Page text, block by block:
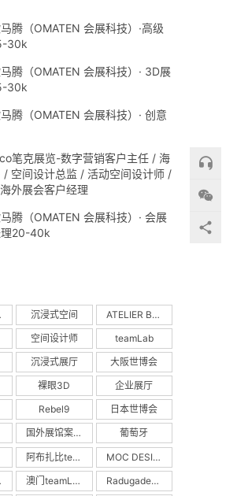
马腾（OMATEN 会展科技）·高级
30k
马腾（OMATEN 会展科技）· 3D展
30k
马腾（OMATEN 会展科技）· 创意
笔克展览-数字营销客户主任 / 海
/ 空间设计总监 / 活动空间设计师 /
外展会客户经理
马腾（OMATEN 会展科技）· 会展
理20-40k
沉浸式空间 ATELIER BRÜCKNER
空间设计师 teamLab
沉浸式展厅 大阪世博会
裸眼3D 企业展厅
Rebel9 日本世博会
国外展馆案例 葡萄牙
阿布扎比teamLab MOC DESIGN
澳门teamLab Radugadesign